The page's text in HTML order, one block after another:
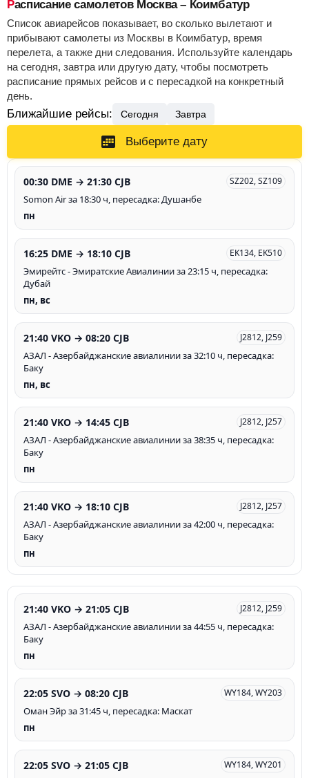
Расписание самолетов Москва – Коимбатур
Список авиарейсов показывает, во сколько вылетают и
прибывают самолеты из Москвы в Коимбатур, время
перелета, а также дни следования. Используйте календарь
на сегодня, завтра или другую дату, чтобы посмотреть
расписание прямых рейсов и с пересадкой на конкретный
день.
Ближайшие рейсы: Сегодня Завтра
Выберите дату
00:30 DME → 21:30 CJB SZ202, SZ109
Somon Air за 18:30 ч, пересадка: Душанбе
пн
16:25 DME → 18:10 CJB EK134, EK510
Эмирейтс - Эмиратские Авиалинии за 23:15 ч, пересадка:
Дубай
пн, вс
21:40 VKO → 08:20 CJB J2812, J259
АЗАЛ - Азербайджанские авиалинии за 32:10 ч, пересадка:
Баку
пн, вс
21:40 VKO → 14:45 CJB J2812, J257
АЗАЛ - Азербайджанские авиалинии за 38:35 ч, пересадка:
Баку
пн
21:40 VKO → 18:10 CJB J2812, J257
АЗАЛ - Азербайджанские авиалинии за 42:00 ч, пересадка:
Баку
пн
21:40 VKO → 21:05 CJB J2812, J259
АЗАЛ - Азербайджанские авиалинии за 44:55 ч, пересадка:
Баку
пн
22:05 SVO → 08:20 CJB WY184, WY203
Оман Эйр за 31:45 ч, пересадка: Маскат
пн
22:05 SVO → 21:05 CJB WY184, WY201